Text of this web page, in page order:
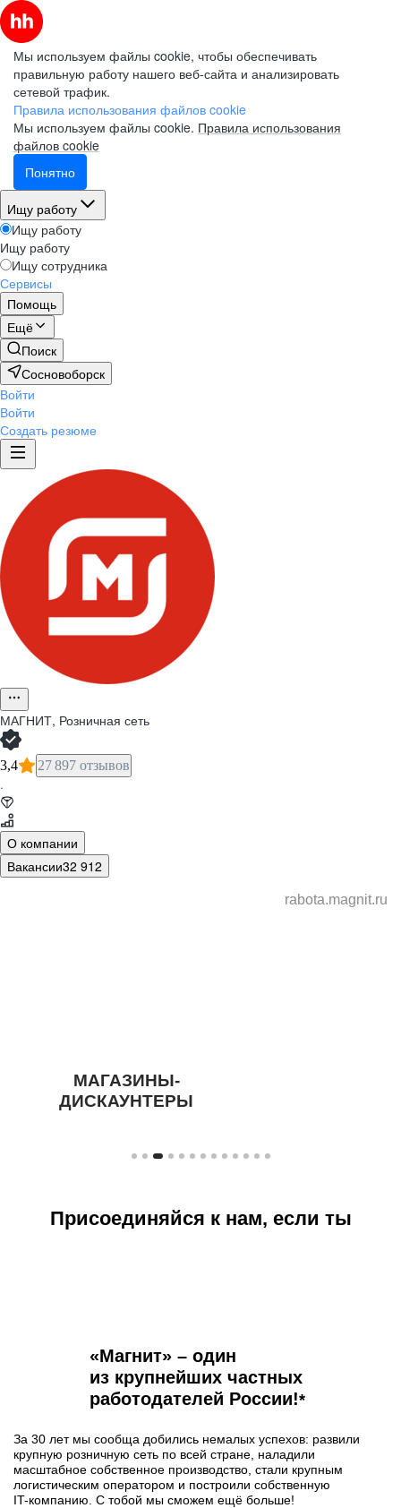
Мы используем файлы cookie, чтобы обеспечивать
правильную работу нашего веб-сайта и анализировать
сетевой трафик.
Правила использования файлов cookie
Мы используем файлы cookie. Правила использования
файлов cookie
Понятно
Ищу работу
Ищу работу
Ищу работу
Ищу сотрудника
Сервисы
Помощь
Ещё
Поиск
Сосновоборск
Войти
Войти
Создать резюме
МАГНИТ, Розничная сеть
3,4 27 897 отзывов
·
О компании
Вакансии32 912
rabota.magnit.ru
МАГАЗИНЫ-
ДИСКАУНТЕРЫ
«Магнит» – один
из крупнейших частных
работодателей России!*
За 30 лет мы сообща добились немалых успехов: развили
крупную розничную сеть по всей стране, наладили
масштабное собственное производство, стали крупным
логистическим оператором и построили собственную
IT-компанию . С тобой мы сможем ещё больше!
Присоединяйся к нам, если ты